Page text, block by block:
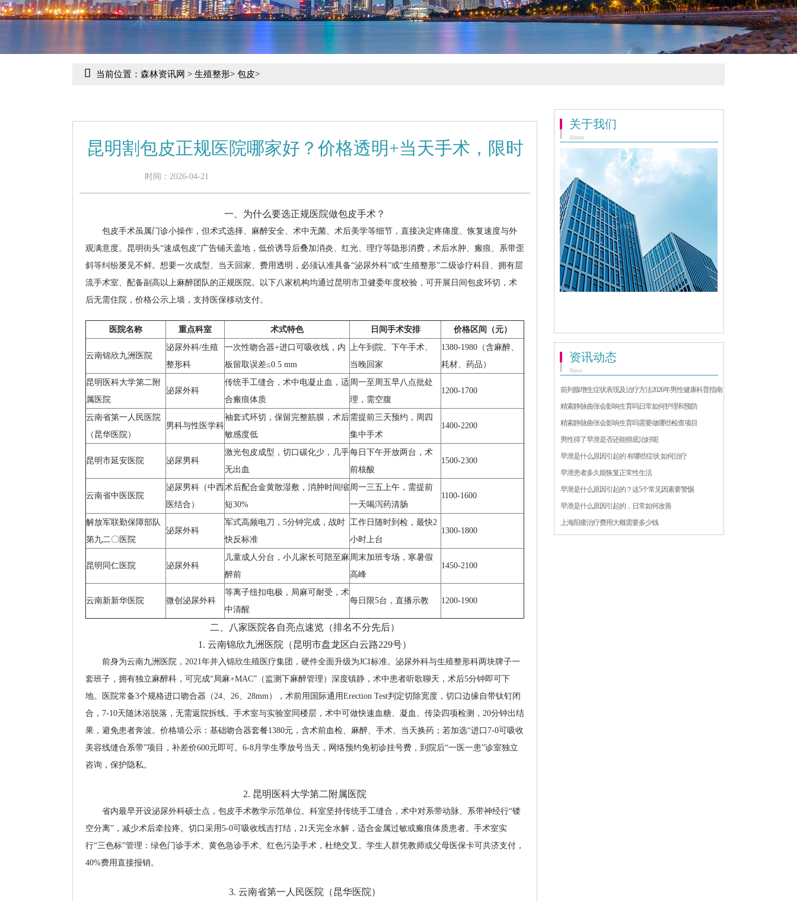
当前位置： 森林资讯网 > 生殖整形> 包皮>
昆明割包皮正规医院哪家好？价格透明+当天手术，限时
时间：2026-04-21
一、为什么要选正规医院做包皮手术？
包皮手术虽属门诊小操作，但术式选择、麻醉安全、术中无菌、术后美学等细节，直接决定疼痛度、恢复速度与外
观满意度。昆明街头“速成包皮”广告铺天盖地，低价诱导后叠加消炎、红光、理疗等隐形消费，术后水肿、瘢痕、系带歪
斜等纠纷屡见不鲜。想要一次成型、当天回家、费用透明，必须认准具备“泌尿外科”或“生殖整形”二级诊疗科目、拥有层
流手术室、配备副高以上麻醉团队的正规医院。以下八家机构均通过昆明市卫健委年度校验，可开展日间包皮环切，术
后无需住院，价格公示上墙，支持医保移动支付。
医院名称 重点科室 术式特色 日间手术安排 价格区间（元）
云南锦欣九洲医院
泌尿外科/生殖
整形科
一次性吻合器+进口可吸收线，内
板留取误差≤0.5 mm
上午到院、下午手术、
当晚回家
1380-1980（含麻醉、
耗材、药品）
昆明医科大学第二附
属医院
泌尿外科
传统手工缝合，术中电凝止血，适
合瘢痕体质
周一至周五早八点批处
理，需空腹
1200-1700
云南省第一人民医院
（昆华医院）
男科与性医学科
袖套式环切，保留完整筋膜，术后
敏感度低
需提前三天预约，周四
集中手术
1400-2200
昆明市延安医院 泌尿男科
激光包皮成型，切口碳化少，几乎
无出血
每日下午开放两台，术
前核酸
1500-2300
云南省中医医院
泌尿男科（中西
医结合）
术后配合金黄散湿敷，消肿时间缩
短30%
周一三五上午，需提前
一天喝泻药清肠
1100-1600
解放军联勤保障部队
第九二〇医院
泌尿外科
军式高频电刀，5分钟完成，战时
快反标准
工作日随时到检，最快2
小时上台
1300-1800
昆明同仁医院 泌尿外科
儿童成人分台，小儿家长可陪至麻
醉前
周末加班专场，寒暑假
高峰
1450-2100
云南新新华医院 微创泌尿外科
等离子纽扣电极，局麻可耐受，术
中清醒
每日限5台，直播示教 1200-1900
二、八家医院各自亮点速览（排名不分先后）
1. 云南锦欣九洲医院（昆明市盘龙区白云路229号）
前身为云南九洲医院，2021年并入锦欣生殖医疗集团，硬件全面升级为JCI标准。泌尿外科与生殖整形科两块牌子一
套班子，拥有独立麻醉科，可完成“局麻+MAC”（监测下麻醉管理）深度镇静，术中患者听歌聊天，术后5分钟即可下
地。医院常备3个规格进口吻合器（24、26、28mm），术前用国际通用Erection Test判定切除宽度，切口边缘自带钛钉闭
合，7-10天随沐浴脱落，无需返院拆线。手术室与实验室同楼层，术中可做快速血糖、凝血、传染四项检测，20分钟出结
果，避免患者奔波。价格墙公示：基础吻合器套餐1380元，含术前血检、麻醉、手术、当天换药；若加选“进口7-0可吸收
美容线缝合系带”项目，补差价600元即可。6-8月学生季放号当天，网络预约免初诊挂号费，到院后“一医一患”诊室独立
咨询，保护隐私。
2. 昆明医科大学第二附属医院
省内最早开设泌尿外科硕士点，包皮手术教学示范单位。科室坚持传统手工缝合，术中对系带动脉、系带神经行“镂
空分离”，减少术后牵拉疼。切口采用5-0可吸收线吉打结，21天完全水解，适合金属过敏或瘢痕体质患者。手术室实
行“三色标”管理：绿色门诊手术、黄色急诊手术、红色污染手术，杜绝交叉。学生人群凭教师或父母医保卡可共济支付，
40%费用直接报销。
3. 云南省第一人民医院（昆华医院）
关于我们
About
资讯动态
News
前列腺增生症状表现及治疗方法2026年男性健康科普指南
精索静脉曲张会影响生育吗日常如何护理和预防
精索静脉曲张会影响生育吗需要做哪些检查项目
男性得了早泄是否还能彻底治好呢
早泄是什么原因引起的 有哪些症状 如何治疗
早泄患者多久能恢复正常性生活
早泄是什么原因引起的？这5个常见因素要警惕
早泄是什么原因引起的，日常如何改善
上海阳痿治疗费用大概需要多少钱